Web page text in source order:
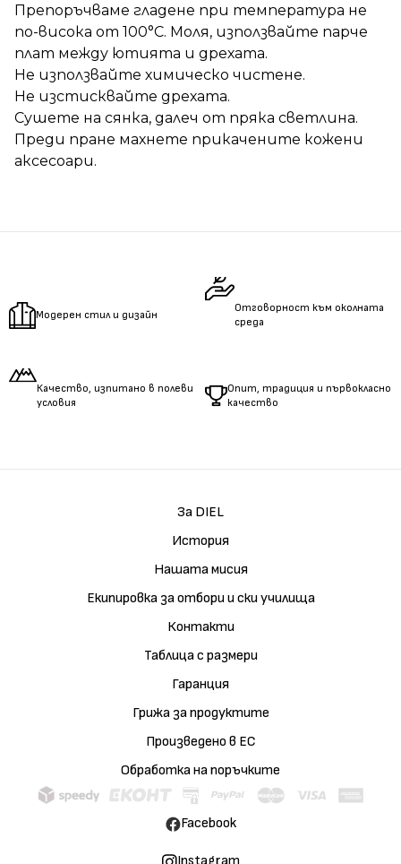
Препоръчваме гладене при температура не
по-висока от 100°C. Моля, използвайте парче
плат между ютията и дрехата.
Не използвайте химическо чистене.
Не изстисквайте дрехата.
Сушете на сянка, далеч от пряка светлина.
Преди пране махнете прикачените кожени
аксесоари.
Модерен стил и дизайн
Отговорност към околната
среда
Качество, изпитано в полеви
условия
Опит, традиция и първокласно
качество
За DIEL
История
Нашата мисия
Екипировка за отбори и ски училища
Контакти
Таблица с размери
Гаранция
Грижа за продуктите
Произведено в ЕС
Обработка на поръчките
Facebook